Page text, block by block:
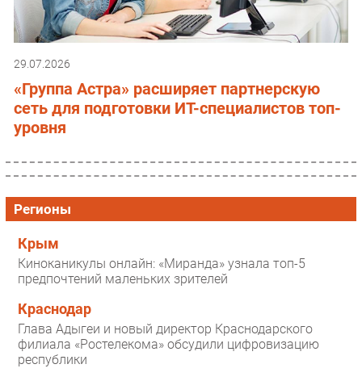
29.07.2026
«Группа Астра» расширяет партнерскую
сеть для подготовки ИТ-специалистов топ-
уровня
Регионы
Крым
Киноканикулы онлайн: «Миранда» узнала топ-5
предпочтений маленьких зрителей
Краснодар
Глава Адыгеи и новый директор Краснодарского
филиала «Ростелекома» обсудили цифровизацию
республики